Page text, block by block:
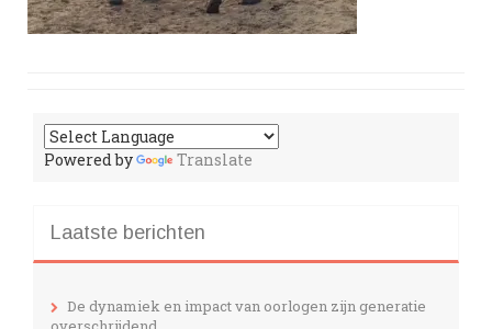
Powered by Translate
Laatste berichten
De dynamiek en impact van oorlogen zijn generatie